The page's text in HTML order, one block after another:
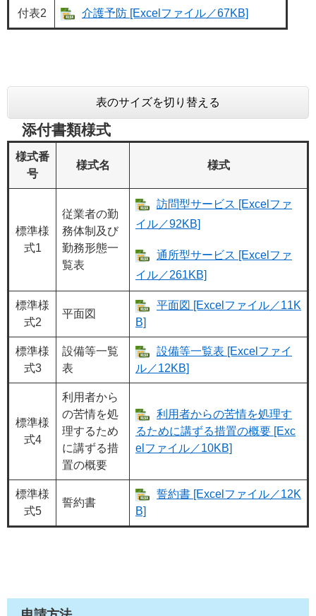
付表2 介護予防 [Excelファイル／67KB]
表のサイズを切り替える
添付書類様式
様式番
号
様式名 様式
標準様
式1
従業者の勤
務体制及び
勤務形態一
覧表
訪問型サービス [Excelファ
イル／92KB]
通所型サービス [Excelファ
イル／261KB]
標準様
式2
平面図
平面図 [Excelファイル／11K
B]
標準様
式3
設備等一覧
表
設備等一覧表 [Excelファイ
ル／12KB]
標準様
式4
利用者から
の苦情を処
理するため
に講ずる措
置の概要
利用者からの苦情を処理す
るために講ずる措置の概要 [Exc
elファイル／10KB]
標準様
式5
誓約書
誓約書 [Excelファイル／12K
B]